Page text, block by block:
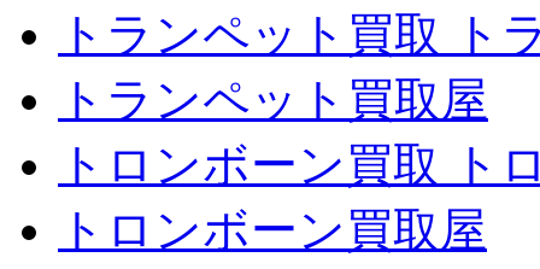
トランペット買取 ト
トランペット買取屋
トロンボーン買取 ト
トロンボーン買取屋